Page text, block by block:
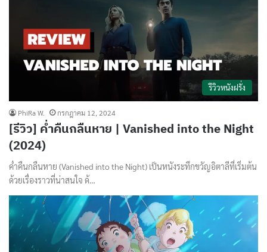
รีวิวหนังฝรั่ง
PhiRa W. กรกฎาคม 12, 2024
[รีวิว] ค่ำคืนกลืนหาย | Vanished into the Night
(2024)
ค่ำคืนกลืนหาย (Vanished into the Night) เป็นหนังระทึกขวัญอิตาลีที่เริ่มต้น
ด้วยเรื่องราวที่น่าสนใจ ด้…